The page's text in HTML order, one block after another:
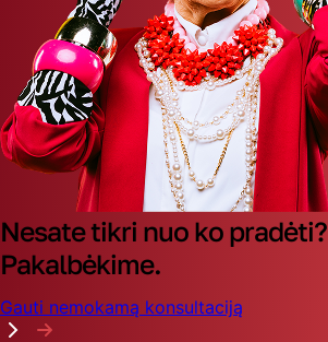
Nesate tikri nuo ko pradėti?
Pakalbėkime.
Gauti nemokamą konsultaciją